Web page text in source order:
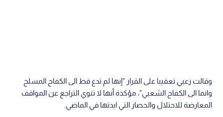
وقالت زعبي تعقيبا على القرار "إنها لم تدع قط الى الكفاح المسلح
وانما الى الكفاح الشعبي"، مؤكدة أنها لا تنوي التراجع عن المواقف
المعارضة للاحتلال والحصار التي ابدتها في الماضي.